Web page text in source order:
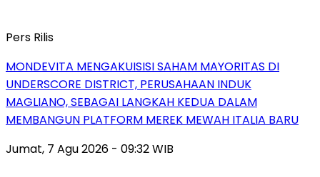
Pers Rilis
MONDEVITA MENGAKUISISI SAHAM MAYORITAS DI
UNDERSCORE DISTRICT, PERUSAHAAN INDUK
MAGLIANO, SEBAGAI LANGKAH KEDUA DALAM
MEMBANGUN PLATFORM MEREK MEWAH ITALIA BARU
Jumat, 7 Agu 2026 - 09:32 WIB